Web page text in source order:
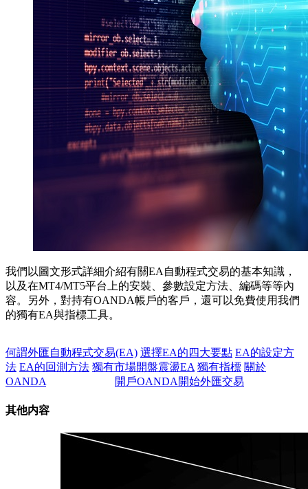
我們以圖文形式詳細介紹有關EA自動程式交易的基本知識，
以及在MT4/MT5平台上的安裝、參數設定方法、編碼等等內
容。另外，對持有OANDA帳戶的客戶，還可以免費使用我們
的獨有EA與指標工具。
何謂外匯自動程式交易(EA) 選擇EA的四大要點 EA的設定方
法 EA的回測方法 獨有市場開盤震盪EA 獨有指標 關於
OANDA
開戶OANDA開始外匯交易
其他内容